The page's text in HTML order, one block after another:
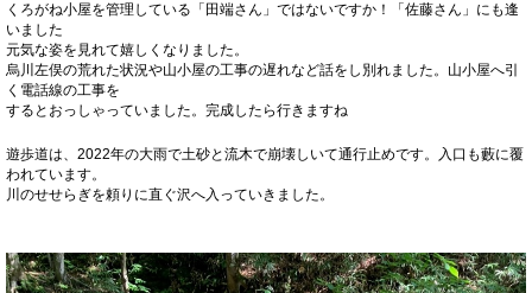
くろがね小屋を管理している「田端さん」ではないですか！「佐藤さん」にも逢
いました
元気な姿を見れて嬉しくなりました。
烏川左俣の荒れた状況や山小屋の工事の遅れなど話をし別れました。山小屋へ引
く電話線の工事を
するとおっしゃっていました。完成したら行きますね
遊歩道は、2022年の大雨で土砂と流木で崩壊しいて通行止めです。入口も藪に覆
われています。
川のせせらぎを頼りに直ぐ沢へ入っていきました。